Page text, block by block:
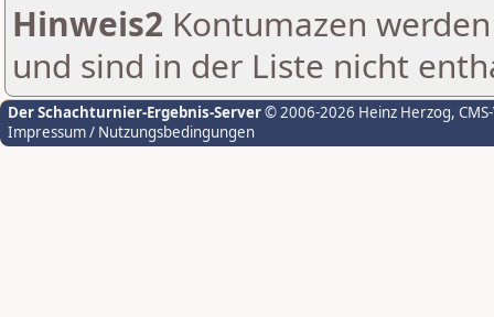
Hinweis2 Kontumazen
und sind in der Liste nicht
Der Schachturnier-Ergebnis-Server© 2006-2026 Heinz Herzog,
Impressum / Nutzungsbedingungen